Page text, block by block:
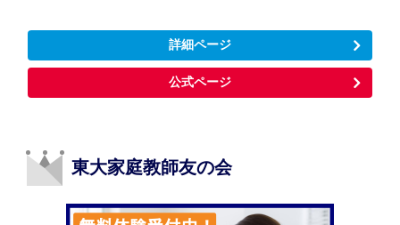
詳細ページ
公式ページ
東大家庭教師友の会